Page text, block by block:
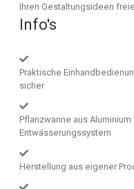
Ihren Gestaltungsideen
Info's
Praktische
sicher
Pflanzwanne aus Aluminium
Entwässerungssystem
Herstellung aus eigener